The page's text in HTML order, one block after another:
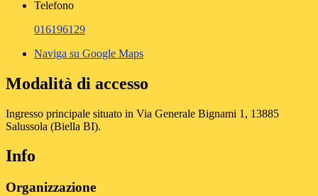
Telefono
016196129
Naviga su Google Maps
Modalità di accesso
Ingresso principale situato in Via Generale Bignami 1, 13885
Salussola (Biella BI).
Info
Organizzazione